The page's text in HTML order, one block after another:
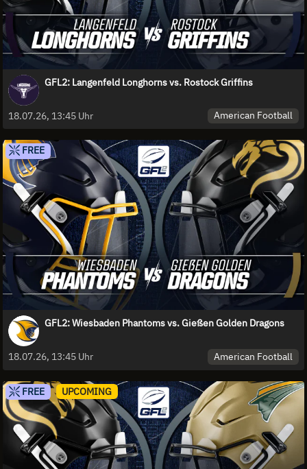
GFL2: Langenfeld Longhorns vs. Rostock Griffins
18.07.26, 13:45 Uhr American Football
FREE
GFL2: Wiesbaden Phantoms vs. Gießen Golden Dragons
18.07.26, 13:45 Uhr American Football
FREE UPCOMING